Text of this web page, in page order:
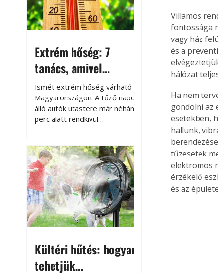
Extrém hőség: 7
tanács, amivel
megóvhatjuk
autónkat a nyári
károktól
Ismét extrém hőség várható
Magyarországon. A tűző napon
álló autók utastere már néhány
perc alatt rendkívül
megközelítheti. Ez nemcsak a
beszállást teszi kellemetlenné,
hanem az autó állapotára és a
benne hagyott tárgyakra is
káros hatással lehet. Néhány
egyszerű óvintézkedéssel
azonban jelentősen
csökkenthetjük a hőség káros
Kültéri hűtés: hogyan
tehetjük
Villamos
fontossága
vagy ház
és a
hálózat
Ha nem
gondolni az
esetekben,
hallunk,
tűzesetek
elektromos
érzékelő
és az